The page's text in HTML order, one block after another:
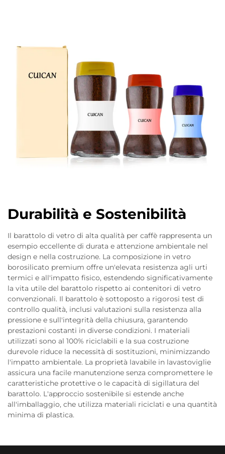
Durabilità e Sostenibilità
Il barattolo di vetro di alta qualità per caffè rappresenta un
esempio eccellente di durata e attenzione ambientale nel
design e nella costruzione. La composizione in vetro
borosilicato premium offre un'elevata resistenza agli urti
termici e all'impatto fisico, estendendo significativamente
la vita utile del barattolo rispetto ai contenitori di vetro
convenzionali. Il barattolo è sottoposto a rigorosi test di
controllo qualità, inclusi valutazioni sulla resistenza alla
pressione e sull'integrità della chiusura, garantendo
prestazioni costanti in diverse condizioni. I materiali
utilizzati sono al 100% riciclabili e la sua costruzione
durevole riduce la necessità di sostituzioni, minimizzando
l'impatto ambientale. La proprietà lavabile in lavastoviglie
assicura una facile manutenzione senza compromettere le
caratteristiche protettive o le capacità di sigillatura del
barattolo. L'approccio sostenibile si estende anche
all'imballaggio, che utilizza materiali riciclati e una quantità
minima di plastica.